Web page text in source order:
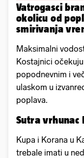
Vatrogasci
okolicu od
smirivanja
Maksimalni
Kostajnici
popodnevnim i
ulaskom u
poplava.
Sutra vrhunac
Kupa i Korana u
trebale imati u